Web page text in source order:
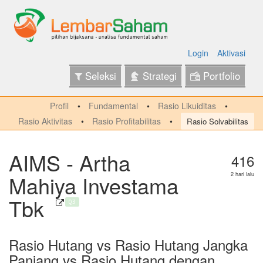
Login Aktivasi
Seleksi Strategi Portfolio
Profil Fundamental
Rasio Likuiditas
Rasio Aktivitas
Rasio Profitabilitas Rasio Solvabilitas
AIMS - Artha
Mahiya Investama
Tbk Q3
416
2 hari lalu
Rasio Hutang vs Rasio Hutang Jangka